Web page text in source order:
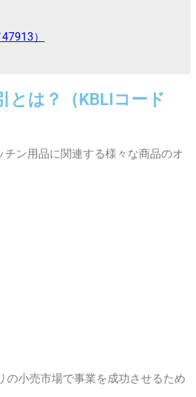
）
とは？（KBLIコード
ン用品に関連する様々な商品のオ
の小売市場で事業を成功させるため